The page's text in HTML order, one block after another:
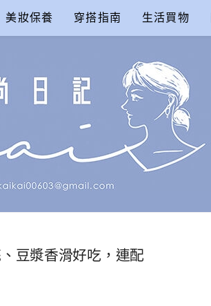
美妝保養 穿搭指南 生活買物
豆漿香滑好吃，連配